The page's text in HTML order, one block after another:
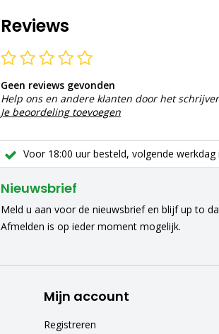
Reviews
Geen reviews gevonden
Help ons en andere klanten door het
Je beoordeling toevoegen
Voor 18:00 uur besteld, volgende werkdag
Nieuwsbrief
Meld u aan voor de nieuwsbrief en blijf up to
Afmelden is op ieder moment mogelijk.
Mijn account
Registreren